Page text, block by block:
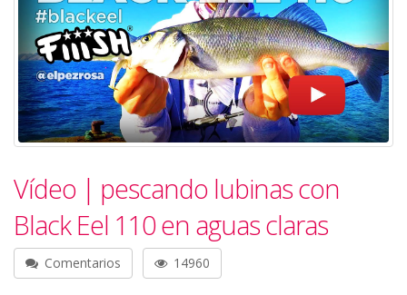
Vídeo | pescando lubinas con
Black Eel 110 en aguas claras
Comentarios 14960